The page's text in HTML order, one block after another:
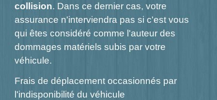
collision. Dans ce dernier cas, votre
assurance n'interviendra pas si c'est vous
qui êtes considéré comme l'auteur des
dommages matériels subis par votre
véhicule.
Frais de déplacement occasionnés par
l'indisponibilité du véhicule